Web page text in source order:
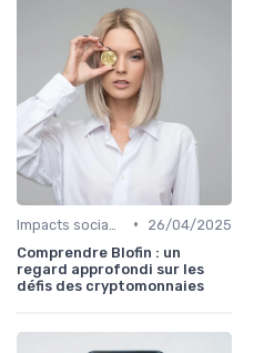
•
26/04/2025
Comprendre Blofin : un
regard approfondi sur les
défis des cryptomonnaies